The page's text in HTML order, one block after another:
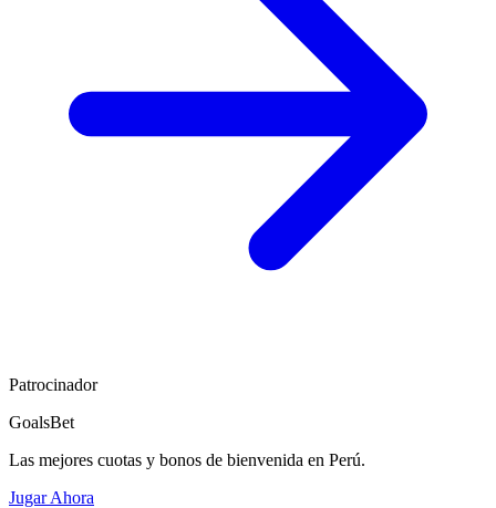
Patrocinador
GoalsBet
Las mejores cuotas y bonos de bienvenida en Perú.
Jugar Ahora